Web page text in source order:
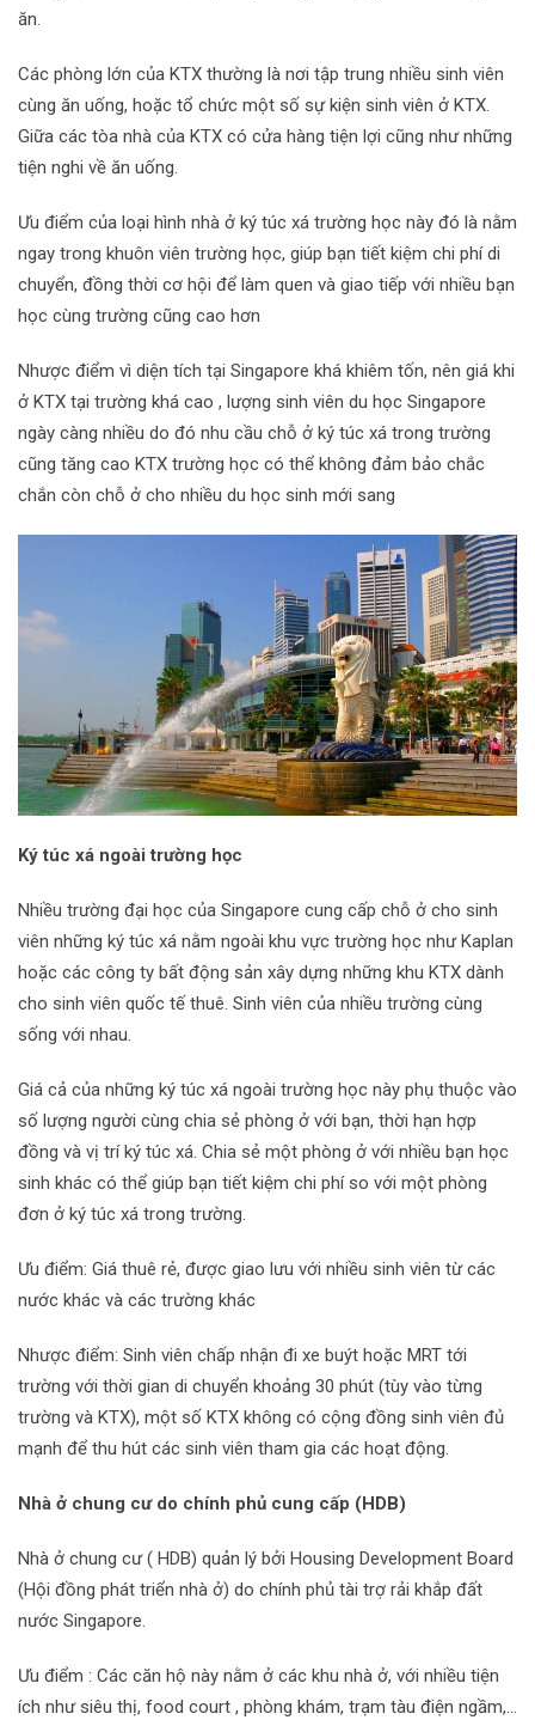
ăn.
Các phòng lớn của KTX thường là nơi tập trung nhiều sinh viên
cùng ăn uống, hoặc tổ chức một số sự kiện sinh viên ở KTX.
Giữa các tòa nhà của KTX có cửa hàng tiện lợi cũng như những
tiện nghi về ăn uống.
Ưu điểm của loại hình nhà ở ký túc xá trường học này đó là nằm
ngay trong khuôn viên trường học, giúp bạn tiết kiệm chi phí di
chuyển, đồng thời cơ hội để làm quen và giao tiếp với nhiều bạn
học cùng trường cũng cao hơn
Nhược điểm vì diện tích tại Singapore khá khiêm tốn, nên giá khi
ở KTX tại trường khá cao , lượng sinh viên du học Singapore
ngày càng nhiều do đó nhu cầu chỗ ở ký túc xá trong trường
cũng tăng cao KTX trường học có thể không đảm bảo chắc
chắn còn chỗ ở cho nhiều du học sinh mới sang
Ký túc xá ngoài trường học
Nhiều trường đại học của Singapore cung cấp chỗ ở cho sinh
viên những ký túc xá nằm ngoài khu vực trường học như Kaplan
hoặc các công ty bất động sản xây dựng những khu KTX dành
cho sinh viên quốc tế thuê. Sinh viên của nhiều trường cùng
sống với nhau.
Giá cả của những ký túc xá ngoài trường học này phụ thuộc vào
số lượng người cùng chia sẻ phòng ở với bạn, thời hạn hợp
đồng và vị trí ký túc xá. Chia sẻ một phòng ở với nhiều bạn học
sinh khác có thể giúp bạn tiết kiệm chi phí so với một phòng
đơn ở ký túc xá trong trường.
Ưu điểm: Giá thuê rẻ, được giao lưu với nhiều sinh viên từ các
nước khác và các trường khác
Nhược điểm: Sinh viên chấp nhận đi xe buýt hoặc MRT tới
trường với thời gian di chuyển khoảng 30 phút (tùy vào từng
trường và KTX), một số KTX không có cộng đồng sinh viên đủ
mạnh để thu hút các sinh viên tham gia các hoạt động.
Nhà ở chung cư do chính phủ cung cấp (HDB)
Nhà ở chung cư ( HDB) quản lý bởi Housing Development Board
(Hội đồng phát triển nhà ở) do chính phủ tài trợ rải khắp đất
nước Singapore.
Ưu điểm : Các căn hộ này nằm ở các khu nhà ở, với nhiều tiện
ích như siêu thị, food court , phòng khám, trạm tàu điện ngầm,…